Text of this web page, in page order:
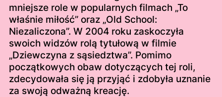
mniejsze role w popularnych filmach „To
właśnie miłość” oraz „Old School:
Niezaliczona”. W 2004 roku zaskoczyła
swoich widzów rolą tytułową w filmie
„Dziewczyna z sąsiedztwa”. Pomimo
początkowych obaw dotyczących tej roli,
zdecydowała się ją przyjąć i zdobyła uznanie
za swoją odważną kreację.